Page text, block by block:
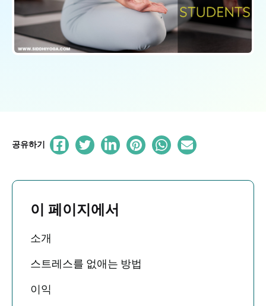
공유하기
이 페이지에서
소개
스트레스를 없애는 방법
이익